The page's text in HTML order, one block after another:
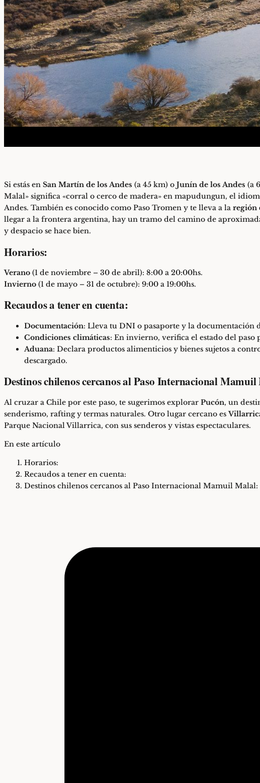
Si estás en San Martín de los Andes (a 45 km) o Junín de los Andes (a
Malal» significa «corral o cerco de madera» en mapudungun, el
Andes. También es conocido como Paso Tromen y te lleva a la región
llegar a la frontera argentina, hay un tramo del camino de
y despacio se hace bien.
Horarios:
Verano (1 de noviembre – 30 de abril): 8:00 a 20:00hs.
Invierno (1 de mayo – 31 de octubre): 9:00 a 19:00hs.
Recaudos a tener en cuenta:
Documentación: Lleva tu DNI o pasaporte y la
Condiciones climáticas: En invierno, verifica el estado del paso
Aduana: Declara productos alimenticios y bienes sujetos a
descargado.
Destinos chilenos cercanos al Paso Internacional
Al cruzar a Chile por este paso, te sugerimos explorar Pucón, un
senderismo, rafting y termas naturales. Otro lugar cercano es
Parque Nacional Villarrica, con sus senderos y vistas espectaculares.
En este artículo
Horarios:
Recaudos a tener en cuenta:
Destinos chilenos cercanos al Paso Internacional Mamuil Malal: